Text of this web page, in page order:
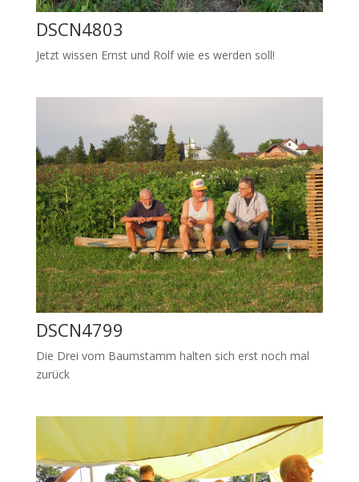
DSCN4803
Jetzt wissen Ernst und Rolf wie es werden soll!
DSCN4799
Die Drei vom Baumstamm halten sich erst noch mal
zurück